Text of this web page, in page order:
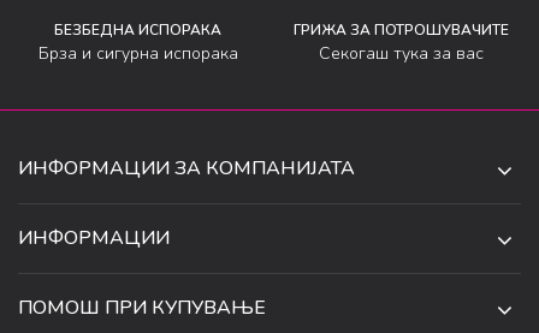
БЕЗБЕДНА ИСПОРАКА
Брза и сигурна испорака
ГРИЖА ЗА ПОТРОШУВАЧИТЕ
Секогаш тука за вас
ИНФОРМАЦИИ ЗА КОМПАНИЈАТА
СКОПЈЕ, МАКЕДОНИЈА
ИНФОРМАЦИИ
ПОМОШ ПРИ КУПУВАЊЕ